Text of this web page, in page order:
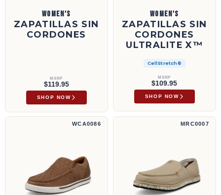
WOMEN'S
ZAPATILLAS SIN
CORDONES
MSRP
$119.95
SHOP NOW
WOMEN'S
ZAPATILLAS SIN
CORDONES
ULTRALITE X™
CellStretch®
MSRP
$109.95
SHOP NOW
Zapatillas sin cordones | WCA0086
WCA0086
Circular Project™ Zapatillas sin cordones |
MRC0007